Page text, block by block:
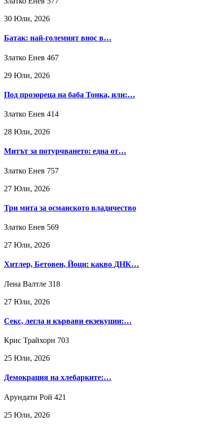
30 Юли, 2026
Батак: най-големият внос в…
Златко Енев 467
29 Юли, 2026
Под прозореца на баба Тонка, или:…
Златко Енев 414
28 Юли, 2026
Митът за потурчването: една от…
Златко Енев 757
27 Юли, 2026
Три мита за османското владичество
Златко Енев 569
27 Юли, 2026
Хитлер, Бетовен, Йоци: какво ДНК…
Лена Валтле 318
27 Юли, 2026
Секс, легла и кървави екзекуции:…
Крис Трайхорн 703
25 Юли, 2026
Демокрация на хлебарките:…
Арундати Рой 421
25 Юли, 2026